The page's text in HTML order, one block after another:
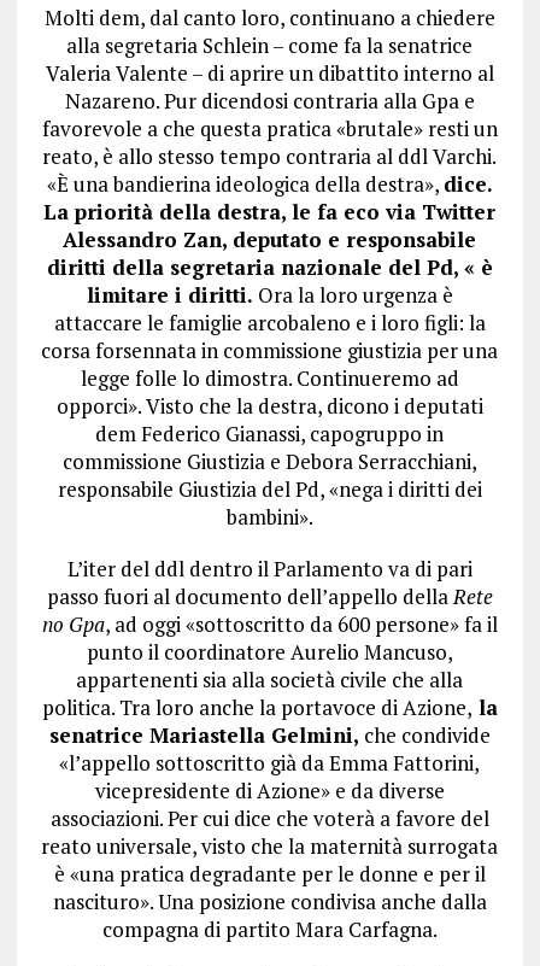
Molti dem, dal canto loro, continuano a chiedere
alla segretaria Schlein – come fa la senatrice
Valeria Valente – di aprire un dibattito interno al
Nazareno. Pur dicendosi contraria alla Gpa e
favorevole a che questa pratica «brutale» resti un
reato, è allo stesso tempo contraria al ddl Varchi.
«È una bandierina ideologica della destra», dice.
La priorità della destra, le fa eco via Twitter
Alessandro Zan, deputato e responsabile
diritti della segretaria nazionale del Pd, « è
limitare i diritti. Ora la loro urgenza è
attaccare le famiglie arcobaleno e i loro figli: la
corsa forsennata in commissione giustizia per una
legge folle lo dimostra. Continueremo ad
opporci». Visto che la destra, dicono i deputati
dem Federico Gianassi, capogruppo in
commissione Giustizia e Debora Serracchiani,
responsabile Giustizia del Pd, «nega i diritti dei
bambini».
L’iter del ddl dentro il Parlamento va di pari
passo fuori al documento dell’appello dellaRete
no Gpa, ad oggi «sottoscritto da 600 persone» fa il
punto il coordinatore Aurelio Mancuso,
appartenenti sia alla società civile che alla
politica. Tra loro anche la portavoce di Azione, la
senatrice Mariastella Gelmini, che condivide
«l’appello sottoscritto già da Emma Fattorini,
vicepresidente di Azione» e da diverse
associazioni. Per cui dice che voterà a favore del
reato universale, visto che la maternità surrogata
è «una pratica degradante per le donne e per il
nascituro». Una posizione condivisa anche dalla
compagna di partito Mara Carfagna.